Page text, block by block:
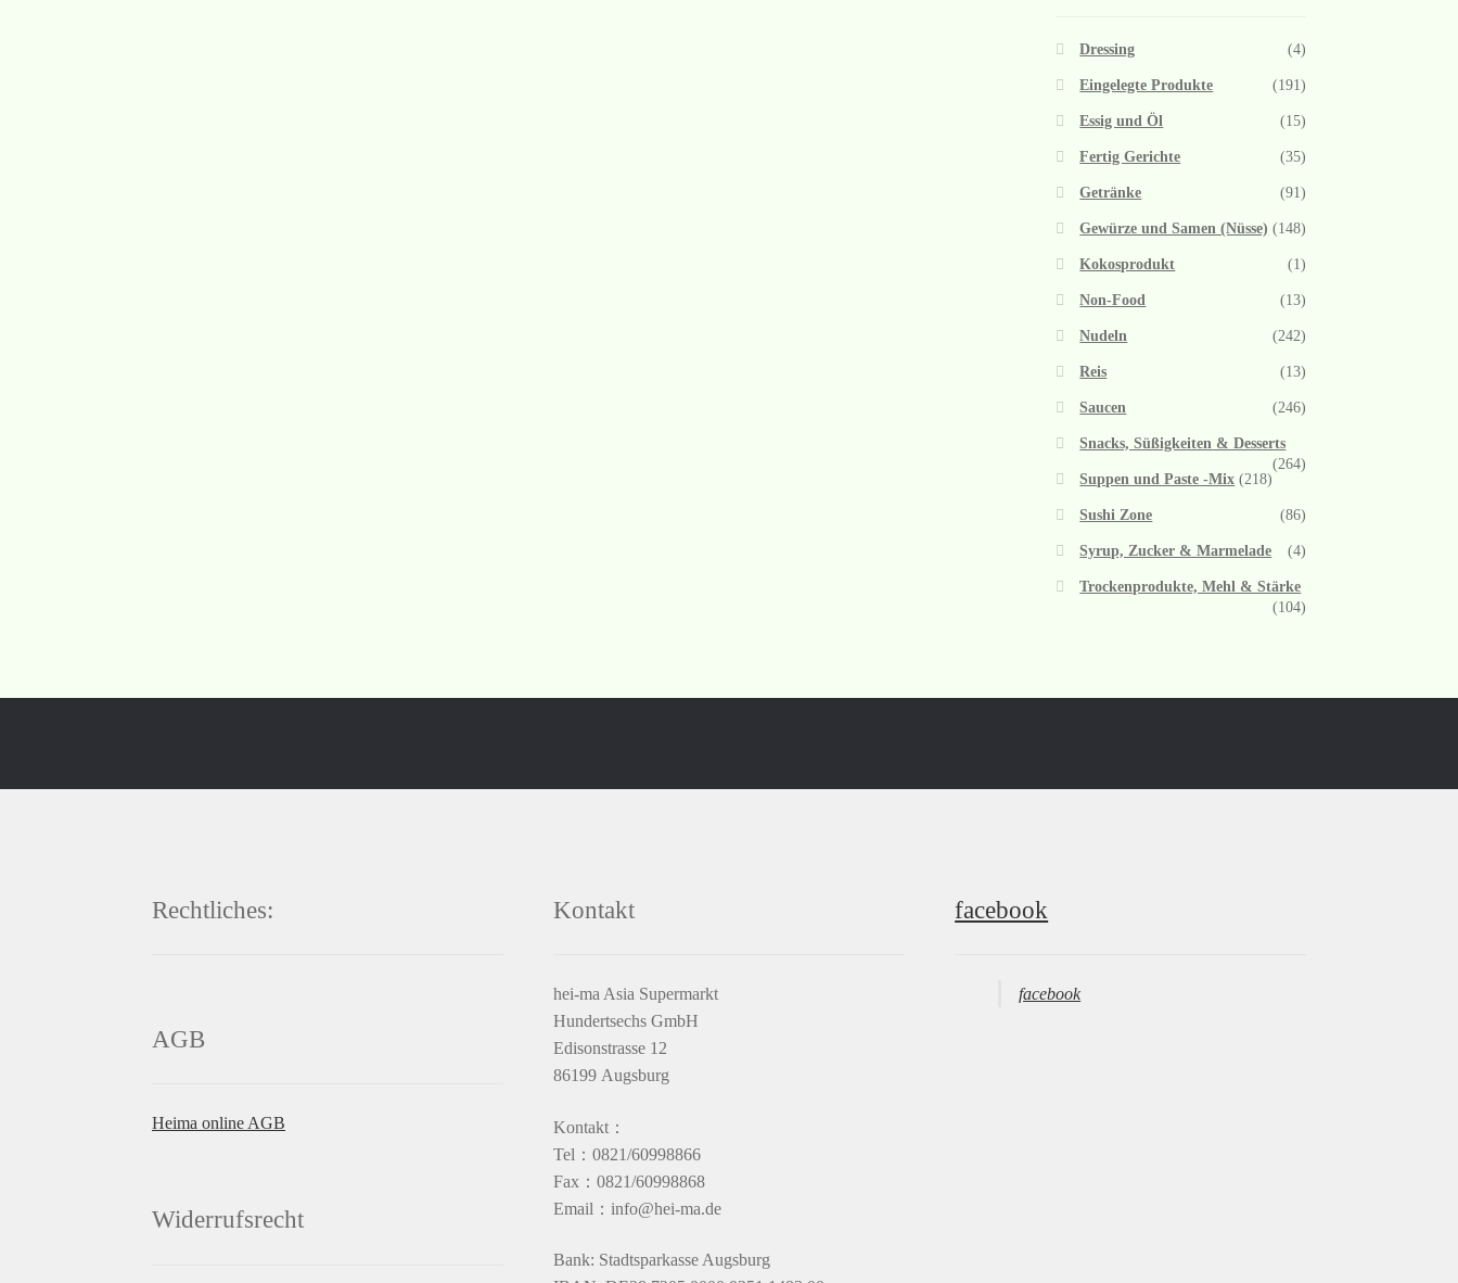
Dressing (4)
Eingelegte Produkte (191)
Essig und Öl (15)
Fertig Gerichte (35)
Getränke (91)
Gewürze und Samen (Nüsse) (148)
Kokosprodukt (1)
Non-Food (13)
Nudeln (242)
Reis (13)
Saucen (246)
Snacks, Süßigkeiten & Desserts
(264)
Suppen und Paste -Mix (218)
Sushi Zone (86)
Syrup, Zucker & Marmelade (4)
Trockenprodukte, Mehl & Stärke
(104)
Rechtliches:
AGB
Heima online AGB
Widerrufsrecht
Kontakt
hei-ma Asia Supermarkt
Hundertsechs GmbH
Edisonstrasse 12
86199 Augsburg
Kontakt：
Tel：0821/60998866
Fax：0821/60998868
Email：info@hei-ma.de
Bank: Stadtsparkasse Augsburg
facebook
facebook